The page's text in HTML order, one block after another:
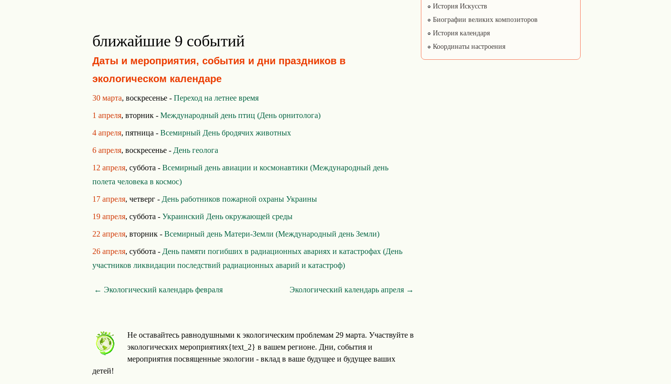
ближайшие 9 событий
Даты и мероприятия, события и дни праздников в
экологическом календаре
30 марта, воскресенье - Переход на летнее время
1 апреля, вторник - Международный день птиц (День орнитолога)
4 апреля, пятница - Всемирный День бродячих животных
6 апреля, воскресенье - День геолога
12 апреля, суббота - Всемирный день авиации и космонавтики (Международный день
полета человека в космос)
17 апреля, четверг - День работников пожарной охраны Украины
19 апреля, суббота - Украинский День окружающей среды
22 апреля, вторник - Всемирный день Матери-Земли (Международный день Земли)
26 апреля, суббота - День памяти погибших в радиационных авариях и катастрофах (День
участников ликвидации последствий радиационных аварий и катастроф)
← Экологический календарь февраля Экологический календарь апреля →
Не оставайтесь равнодушными к экологическим проблемам 29 марта. Участвуйте в
экологических мероприятиях{text_2} в вашем регионе. Дни, события и
мероприятия посвященные экологии - вклад в ваше будущее и будущее ваших
детей!
История Искусств
Биографии великих композиторов
История календаря
Координаты настроения